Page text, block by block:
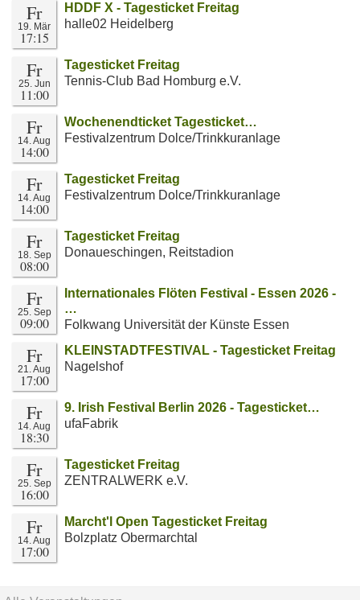
Fr
19. Mär
17:15
HDDF X - Tagesticket Freitag
halle02 Heidelberg
Fr
25. Jun
11:00
Tagesticket Freitag
Tennis-Club Bad Homburg e.V.
Fr
14. Aug
14:00
Wochenendticket Tagesticket…
Festivalzentrum Dolce/Trinkkuranlage
Fr
14. Aug
14:00
Tagesticket Freitag
Festivalzentrum Dolce/Trinkkuranlage
Fr
18. Sep
08:00
Tagesticket Freitag
Donaueschingen, Reitstadion
Fr
25. Sep
09:00
Internationales Flöten Festival - Essen 2026 -
…
Folkwang Universität der Künste Essen
Fr
21. Aug
17:00
KLEINSTADTFESTIVAL - Tagesticket Freitag
Nagelshof
Fr
14. Aug
18:30
9. Irish Festival Berlin 2026 - Tagesticket…
ufaFabrik
Fr
25. Sep
16:00
Tagesticket Freitag
ZENTRALWERK e.V.
Fr
14. Aug
17:00
Marcht'l Open Tagesticket Freitag
Bolzplatz Obermarchtal